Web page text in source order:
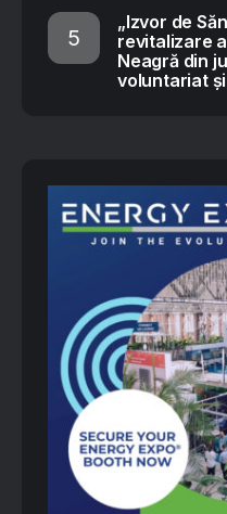
„Izvor de
revitalizare
Neagră din
voluntariat